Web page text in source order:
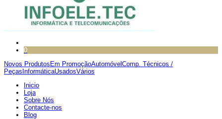
0
Novos Produtos Em PromoçãoAutomóvel Comp. Técnicos /
Peças InformáticaUsadosVários
Inicio
Loja
Sobre Nós
Contacte-nos
Blog